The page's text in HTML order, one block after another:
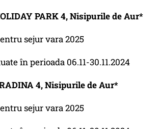
PARK 4, Nisipurile de Aur*
sejur vara 2025
în perioada 06.11-30.11.2024
4, Nisipurile de Aur*
sejur vara 2025